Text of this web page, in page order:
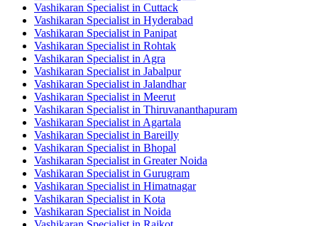
Vashikaran Specialist in Cuttack
Vashikaran Specialist in Hyderabad
Vashikaran Specialist in Panipat
Vashikaran Specialist in Rohtak
Vashikaran Specialist in Agra
Vashikaran Specialist in Jabalpur
Vashikaran Specialist in Jalandhar
Vashikaran Specialist in Meerut
Vashikaran Specialist in Thiruvananthapuram
Vashikaran Specialist in Agartala
Vashikaran Specialist in Bareilly
Vashikaran Specialist in Bhopal
Vashikaran Specialist in Greater Noida
Vashikaran Specialist in Gurugram
Vashikaran Specialist in Himatnagar
Vashikaran Specialist in Kota
Vashikaran Specialist in Noida